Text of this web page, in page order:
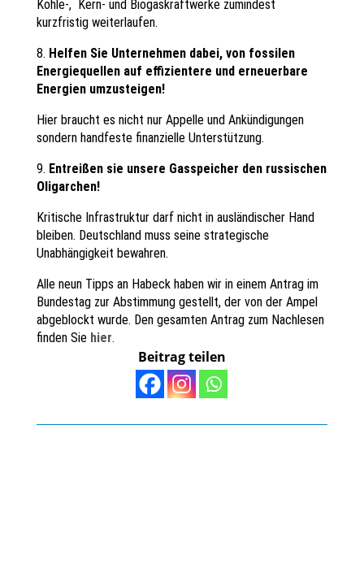
Kohle-, Kern- und Biogaskraftwerke zumindest
kurzfristig weiterlaufen.
8. Helfen Sie Unternehmen dabei, von fossilen
Energiequellen auf effizientere und erneuerbare
Energien umzusteigen!
Hier braucht es nicht nur Appelle und Ankündigungen
sondern handfeste finanzielle Unterstützung.
9. Entreißen sie unsere Gasspeicher den russischen
Oligarchen!
Kritische Infrastruktur darf nicht in ausländischer Hand
bleiben. Deutschland muss seine strategische
Unabhängigkeit bewahren.
Alle neun Tipps an Habeck haben wir in einem Antrag im
Bundestag zur Abstimmung gestellt, der von der Ampel
abgeblockt wurde. Den gesamten Antrag zum Nachlesen
finden Sie hier.
Beitrag teilen